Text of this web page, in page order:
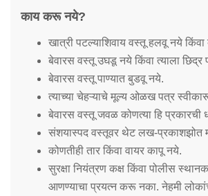
काय करू नये?
खात्री पटल्याशिवाय वस्तू हलवू नये किंवा
बेवारस वस्तू उघडू नये किंवा त्याला छिद्र
बेवारस वस्तू पाण्यात बुडवू नये.
त्याच्या चेहऱ्याचे मूल्य ओळख पत्र
बेवारस वस्तू जवळ कोणत्या हि
संशयास्पद वस्तूवर थेट लख-प्रकाशझोत
कोणतीही तार किंवा वायर कापू नये.
सुरक्षा नियंत्रण कक्ष किंवा पोलीस
आणण्याचा प्रयत्न करू नका. नेहमी